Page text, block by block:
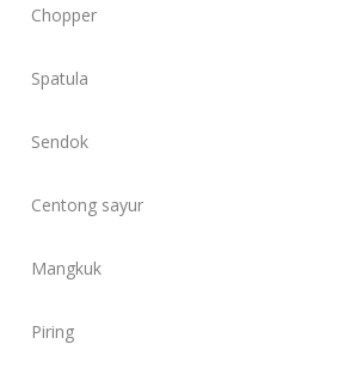
Chopper
Spatula
Sendok
Centong sayur
Mangkuk
Piring